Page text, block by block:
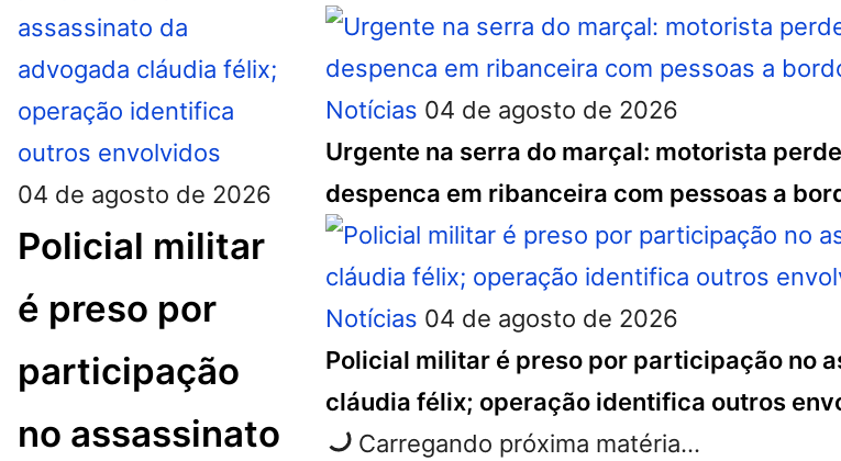
04 de agosto de 2026
Policial militar
é preso por
participação
no assassinato
Notícias 04 de agosto de 2026
Urgente na serra do marçal: motorista
despenca em ribanceira com pessoas a
Notícias 04 de agosto de 2026
Policial militar é preso por participação no
cláudia félix; operação identifica outros
Carregando próxima matéria...